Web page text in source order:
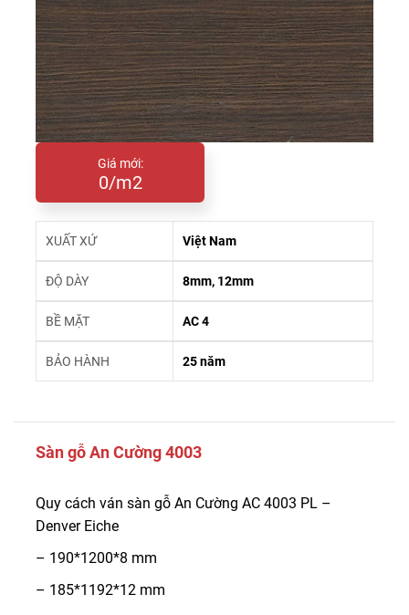
Giá mới:
0/m2
XUẤT XỨ Việt Nam
ĐỘ DÀY 8mm, 12mm
BỀ MẶT AC 4
BẢO HÀNH 25 năm
Sàn gỗ An Cường 4003
Quy cách ván sàn gỗ An Cường AC 4003 PL –
Denver Eiche
– 190*1200*8 mm
– 185*1192*12 mm